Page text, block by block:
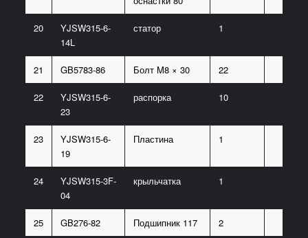
20
YJSW315-6-
14L
статор 1
21 GB5783-86 Болт M8 × 30 22
22
YJSW315-6-
23
распорка 10
23
YJSW315-6-
19
Пластина 1
24
YJSW315-3F-
04
крыльчатка 1
25 GB276-82 Подшипник 117 2